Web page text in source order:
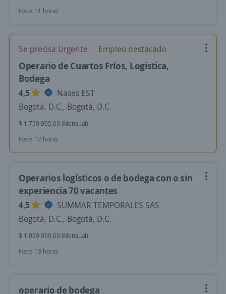
Hace 11 horas
Se precisa Urgente Empleo destacado
Operario de Cuartos Fríos, Logistica,
Bodega
4,5
Nases EST
Bogotá, D.C., Bogotá, D.C.
$ 1.750.905,00 (Mensual)
Hace 12 horas
Operarios logísticos o de bodega con o sin
experiencia 70 vacantes
4,5
SUMMAR TEMPORALES SAS
Bogotá, D.C., Bogotá, D.C.
$ 1.999.999,00 (Mensual)
Hace 13 horas
operario de bodega